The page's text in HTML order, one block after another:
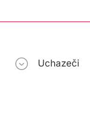
Uchazeči